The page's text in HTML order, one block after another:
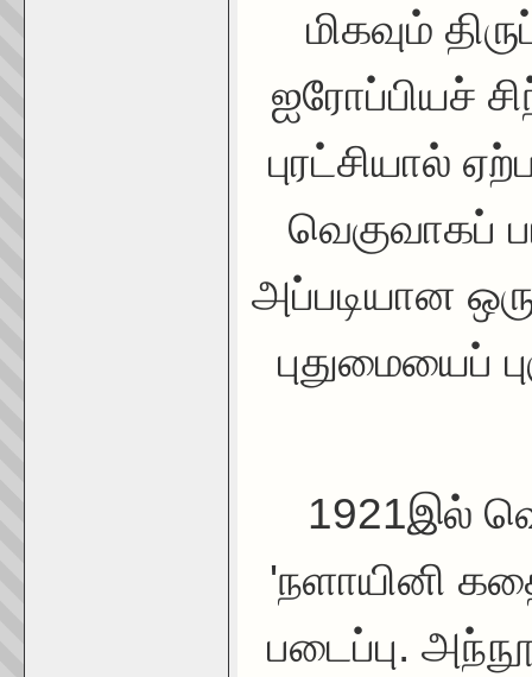
மிகவும்
ஐரோப்பியச்
புரட்சியால்
வெகுவாகப்
அப்படியான
புதுமையைப்
1921இல்
'நளாயினி
படைப்பு.